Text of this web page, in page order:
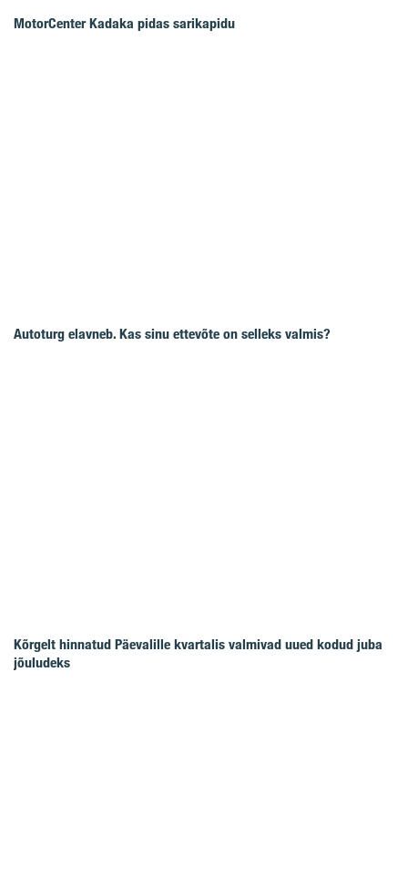
MotorCenter Kadaka pidas sarikapidu
Autoturg elavneb. Kas sinu ettevõte on selleks valmis?
Kõrgelt hinnatud Päevalille kvartalis valmivad uued kodud juba
jõuludeks